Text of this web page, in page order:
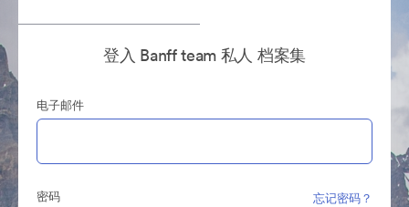
登入 Banff team 私人 档案集
电子邮件
密码 忘记密码？